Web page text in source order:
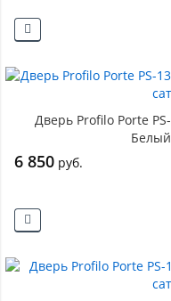
Дверь Profilo Porte
6 850 руб.